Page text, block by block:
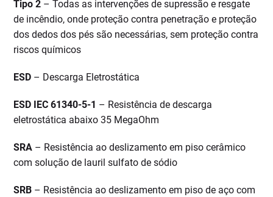
Tipo 2 – Todas as intervenções de supressão e resgate
de incêndio, onde proteção contra penetração e proteção
dos dedos dos pés são necessárias, sem proteção contra
riscos químicos
ESD – Descarga Eletrostática
ESD IEC 61340-5-1 – Resistência de descarga
eletrostática abaixo 35 MegaOhm
SRA – Resistência ao deslizamento em piso cerâmico
com solução de lauril sulfato de sódio
SRB – Resistência ao deslizamento em piso de aço com